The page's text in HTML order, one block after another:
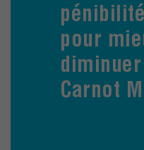
pour
Carnot